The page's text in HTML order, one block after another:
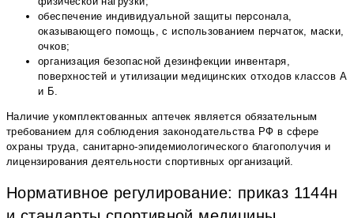
обеспечение индивидуальной защиты персонала,
оказывающего помощь, с использованием перчаток, маски,
очков;
организация безопасной дезинфекции инвентаря,
поверхностей и утилизации медицинских отходов классов А
и Б.
Наличие укомплектованных аптечек является обязательным
требованием для соблюдения законодательства РФ в сфере
охраны труда, санитарно-эпидемиологического благополучия и
лицензирования деятельности спортивных организаций.
Нормативное регулирование: приказ 1144н